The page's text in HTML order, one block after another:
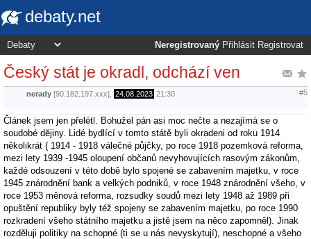
debaty.net
Neregistrovaný Přihlásit Registrovat
Český stát je okradl, odchází ven
nerady [90.182.197.xxx], 24.08.2023 21:30 #5
Článek jsem jen přelétl. Bohužel pán asi moc nečte a nezajímá se o
soudobé dějiny. Lidé bydlící v tomto státě byli okradeni od roku 1914
několikrát ( 1914 - 1918 válečné půjčky, po roce 1918 pozemková reforma,
mezi lety 1939 -1945 oloupení občanů nevyhovujících rasovým zákonům,
každé odsouzení v této době bylo spojené se zabavením majetku, v roce
1945 znárodnění bank a velkých podniků, v roce 1948 znárodnění všeho, v
roce 1953 měnová reforma, rozsudky soudů mezi lety 1948 až 1989 při
opuštění republiky byly též spojeny se zabavením majetku, po roce 1990
rozkradení všeho státního majetku a jistě jsem na něco zapomněl). Jinak
rozděluji politiky na schopné (ti se u nás nevyskytují), neschopné a všeho